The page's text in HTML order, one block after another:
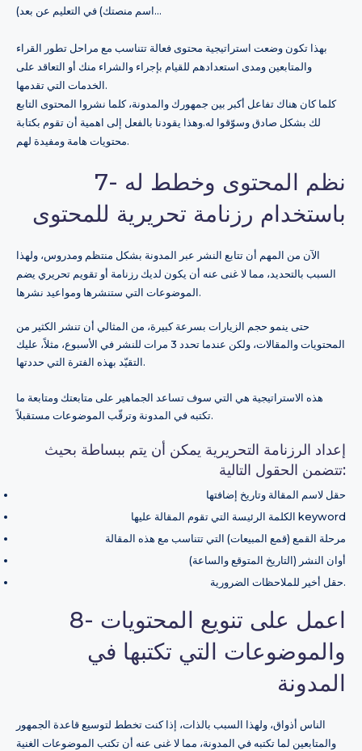
اسم منصتك) في التعليم عن بعد)…
بهذا تكون وضعت استراتيجية محتوى فعالة تتناسب مع مراحل تطور القراء
والمتابعين ومدى استعدادهم للقيام بإجراء والشراء منك أو التعاقد على
الخدمات التي تقدمها.
كلما كان هناك تفاعل أكبر بين جمهورك والمدونة، كلما نشروا المحتوى التابع
لك بشكل صادق وسوّقوا له.وهذا يقودنا بالفعل إلى اهمية أن تقوم بكتابة
محتويات هامة ومفيدة لهم.
7- نظم المحتوى وخطط له
باستخدام رزنامة تحريرية للمحتوى
الآن من المهم أن تتابع النشر عبر المدونة بشكل منتظم ومدروس، ولهذا
السبب بالتحديد، مما لا غنى عنه أن يكون لديك رزنامة أو تقويم تحريري يضم
الموضوعات التي ستنشرها ومواعيد نشرها.
حتى ينمو حجم الزيارات بسرعة كبيرة، من المثالي أن تنشر الكثير من
المحتويات والمقالات، ولكن عندما تحدد 3 مرات للنشر في الأسبوع، مثلاً، عليك
التقيّد بهذه الفترة التي حددتها.
هذه الاستراتيجية هي التي سوف تساعد الجماهير على متابعتك ومتابعة ما
تكتبه في المدونة وترقّب الموضوعات مستقبلاً.
إعداد الرزنامة التحريرية يمكن أن يتم ببساطة بحيث
تتضمن الحقول التالية:
حقل لاسم المقالة وتاريخ إضافتها
الكلمة الرئيسة التي تقوم المقالة عليها keyword
مرحلة القمع (قمع المبيعات) التي تتناسب مع هذه المقالة
أوان النشر (التاريخ المتوقع والساعة)
حقل أخير للملاحظات الضرورية.
8- اعمل على تنويع المحتويات
والموضوعات التي تكتبها في
المدونة
الناس أذواق، ولهذا السبب بالذات، إذا كنت تخطط لتوسيع قاعدة الجمهور
والمتابعين لما تكتبه في المدونة، مما لا غنى عنه أن تكتب الموضوعات الغنية